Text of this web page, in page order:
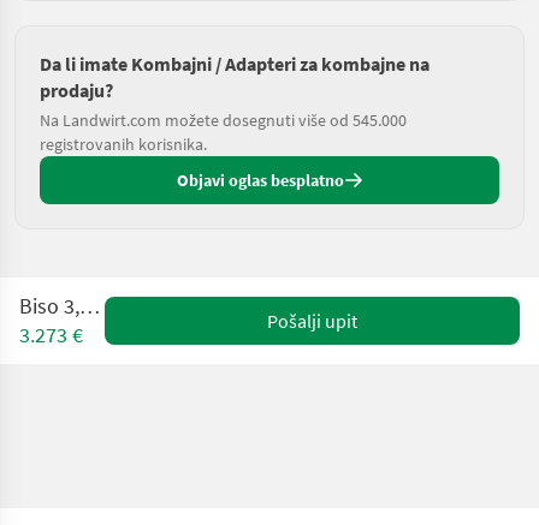
Da li imate Kombajni / Adapteri za kombajne na
prodaju?
Na Landwirt.com možete dosegnuti više od 545.000
registrovanih korisnika.
Objavi oglas besplatno
Biso 3,00 m
3.273 €
Pošalji upit